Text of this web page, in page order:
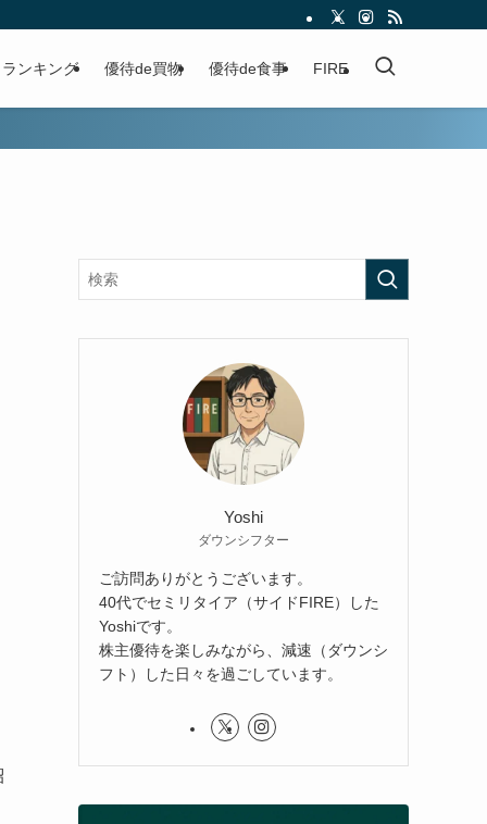
ランキング 優待de買物 優待de食事 FIRE
Yoshi
ダウンシフター
ご訪問ありがとうございます。
40代でセミリタイア（サイドFIRE）した
Yoshiです。
株主優待を楽しみながら、減速（ダウンシ
フト）した日々を過ごしています。